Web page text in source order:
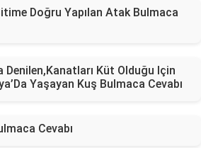
Doğru Yapılan Atak Bulmaca
Denilen,Kanatları Küt Olduğu Için
Yaşayan Kuş Bulmaca Cevabı
Cevabı